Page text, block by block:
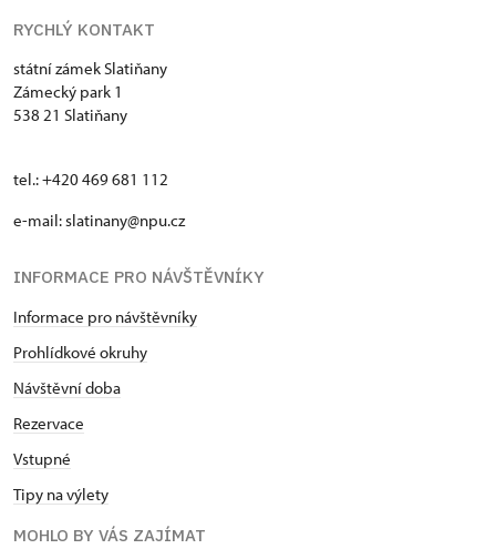
RYCHLÝ KONTAKT
státní zámek Slatiňany
Zámecký park 1
538 21 Slatiňany
tel.: +420 469 681 112
e-mail: slatinany@npu.cz
INFORMACE PRO NÁVŠTĚVNÍKY
Informace pro návštěvníky
Prohlídkové okruhy
Návštěvní doba
Rezervace
Vstupné
Tipy na výlety
MOHLO BY VÁS ZAJÍMAT